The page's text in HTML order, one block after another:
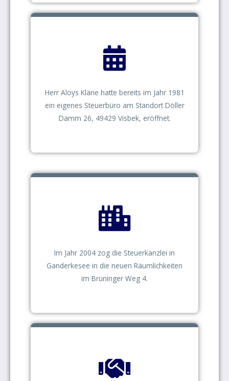
Herr Aloys Kläne hatte bereits im Jahr 1981
ein eigenes Steuerbüro am Standort Döller
Damm 26, 49429 Visbek, eröffnet.
Im Jahr 2004 zog die Steuerkanzlei in
Ganderkesee in die neuen Räumlichkeiten
im Brüninger Weg 4.